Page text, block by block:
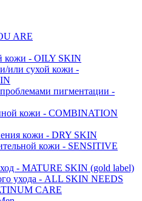
ARE
кожи - OILY SKIN
или сухой кожи -
пигментации -
кожи - COMBINATION
кожи - DRY SKIN
кожи - SENSITIVE
- MATURE SKIN (gold label)
ухода - ALL SKIN NEEDS
CARE